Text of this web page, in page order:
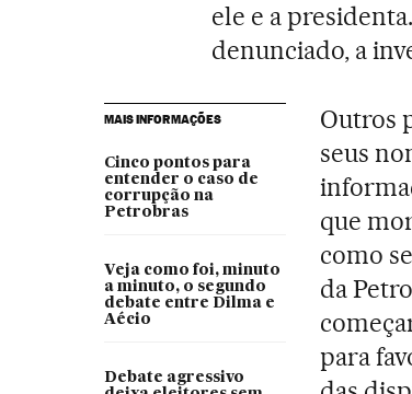
ele e a
denunciado, a
MAIS INFORMAÇÕES
Cinco pontos para
entender o caso de
corrupção na
Petrobras
Veja como foi, minuto
a minuto, o segundo
debate entre Dilma e
Aécio
Debate agressivo
Outros
seus
que
como
da
para